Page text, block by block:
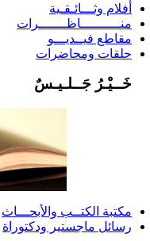
أفلام وثـــائـقـية
منــــــــــاظـــــــرات
مقاطع فيــديـــو
حلقات ومحاضرات
خَــيْـرُ جَــلـيـسٌ
مكتبة الكتــب والأبحـــاث
رسائل ماجستير ودكتوراة